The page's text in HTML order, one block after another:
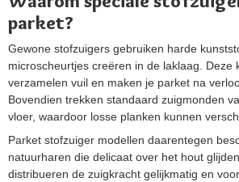
parket?
Gewone stofzuigers gebruiken harde
microscheurtjes creëren in de laklaag. Deze
verzamelen vuil en maken je parket na
Bovendien trekken standaard zuigmonden
vloer, waardoor losse planken kunnen
Parket stofzuiger modellen daarentegen
natuurharen die delicaat over het hout
distribueren de zuigkracht gelijkmatig en